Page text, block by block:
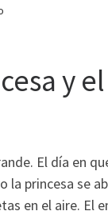
y
El día en
princesa se
en el aire. El